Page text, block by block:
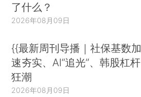
了什么？
2026年08月09日
{{最新周刊导播｜社保基数加
速夯实、AI“追光”、韩股杠杆
狂潮
2026年08月09日